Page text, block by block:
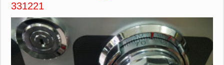
331221